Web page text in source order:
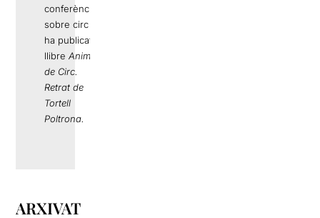
conferències
sobre circ i
ha publicat el
llibreAnimal
de Circ.
Retrat de
Tortell
Poltrona.
ARXIVAT